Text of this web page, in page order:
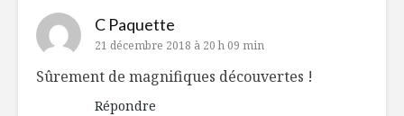
C Paquette
21 décembre 2018 à 20 h 09 min
Sûrement de magnifiques découvertes !
Répondre